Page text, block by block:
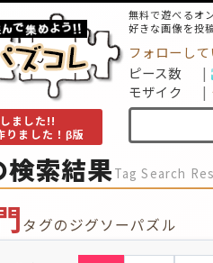
ました!!
りました！β版
無料で遊べるオ
好きな画像を投
フォローし
ピース数
モザイク
検索結果Tag Search
タグのジグソーパズル